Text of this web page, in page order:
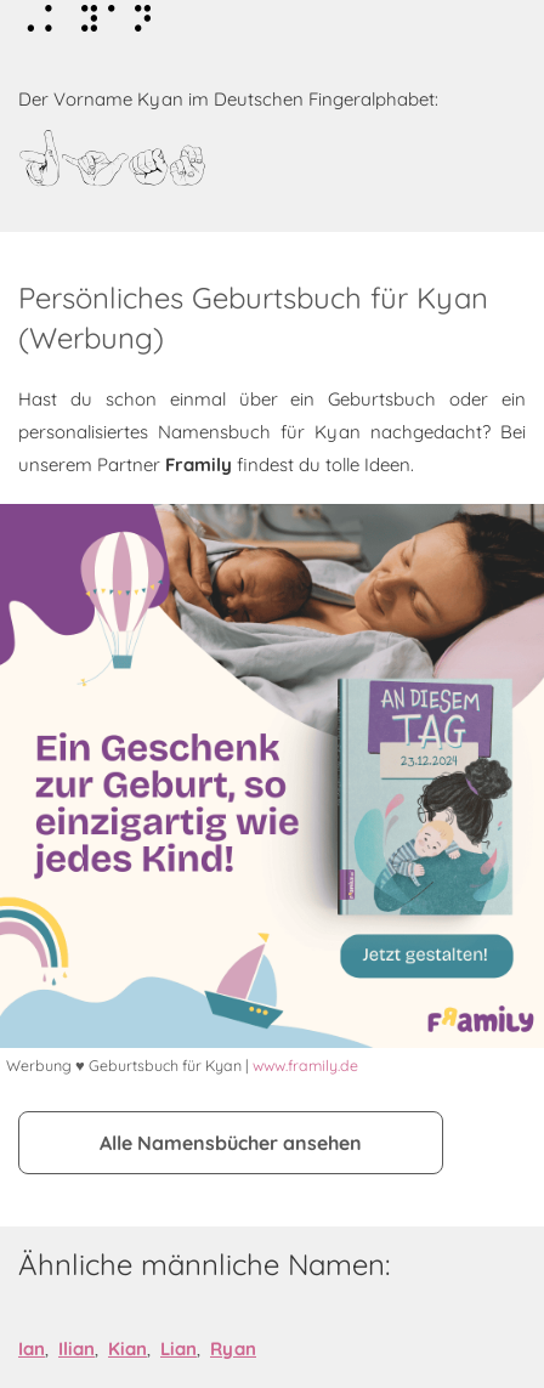
Kyan
Der Vorname Kyan im Deutschen Fingeralphabet:
Kyan
Persönliches Geburtsbuch für Kyan
(Werbung)
Hast du schon einmal über ein Geburtsbuch oder ein
personalisiertes Namensbuch für Kyan nachgedacht? Bei
unserem Partner Framily findest du tolle Ideen.
Werbung ♥ Geburtsbuch für Kyan | www.framily.de
Alle Namensbücher ansehen
Ähnliche männliche Namen:
Ian, Ilian, Kian, Lian, Ryan